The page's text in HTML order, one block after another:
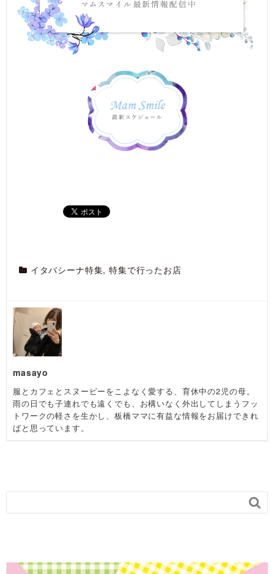
イタバシーナ特集,特集で行ったお店
masayo
服とカフェとスヌーピーをこよなく愛する、育休中の2児の母。
雨の日でも子連れでも遠くでも、お構いなく外出してしまうフッ
トワークの軽さを生かし、板橋ママに有益な情報をお届けできれ
ばと思っています。
